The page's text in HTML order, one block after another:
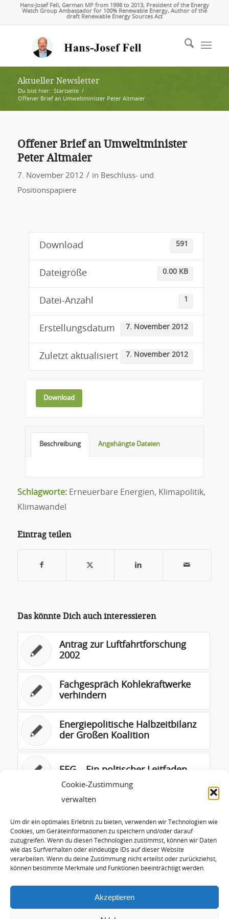
Cookie-Zustimmung
verwalten
Um dir ein optimales Erlebnis zu bieten, verwenden wir Technologien wie
Cookies, um Geräteinformationen zu speichern und/oder darauf
zuzugreifen. Wenn du diesen Technologien zustimmst, können wir Daten
wie das Surfverhalten oder eindeutige IDs auf dieser Website
verarbeiten. Wenn du deine Zustimmung nicht erteilst oder zurückziehst,
können bestimmte Merkmale und Funktionen beeinträchtigt werden.
Akzeptieren
Hans-Josef Fell, German MP from 1998 to 2013, President of the Energy
Watch Group Ambassador for 100% Renewable Energy, Author of the
draft Renewable Energy Sources Act
Aktueller Newsletter
Du bist hier: Startseite /
Offener Brief an Umweltminister Peter Altmaier
Offener Brief an Umweltminister
Peter Altmaier
7. November 2012 / in Beschluss- und
Positionspapiere
Download 591
Dateigröße 0.00 KB
Datei-Anzahl 1
Erstellungsdatum 7. November 2012
Zuletzt aktualisiert 7. November 2012
Download
Beschreibung Angehängte Dateien
Schlagworte: Erneuerbare Energien, Klimapolitik,
Klimawandel
Eintrag teilen
Das könnte Dich auch interessieren
Antrag zur Luftfahrtforschung
2002
Fachgespräch Kohlekraftwerke
verhindern
Energiepolitische Halbzeitbilanz
der Großen Koalition
EEG – Ein poltischer Leitfaden
Gesetzentwurf PV-Vergütung
(29.02.2012)
Rede zum Forschungskongress
in Brüssel